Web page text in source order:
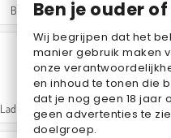
Ben je ouder
Wij begrijpen dat het
manier gebruik maken
onze
en inhoud te tonen die
dat je nog geen 18 jaar
geen advertenties te
doelgroep.
Ball Sort
Lady Popular Cake